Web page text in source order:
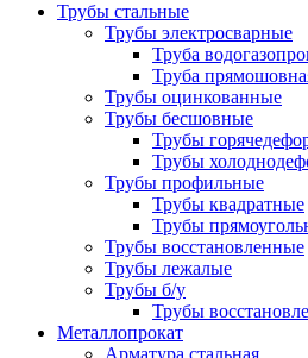
Трубы стальные
Трубы электросварные
Труба
Труба
Трубы оцинкованные
Трубы бесшовные
Трубы
Трубы
Трубы профильные
Трубы квадратные
Трубы
Трубы восстановленные
Трубы лежалые
Трубы б/у
Трубы
Металлопрокат